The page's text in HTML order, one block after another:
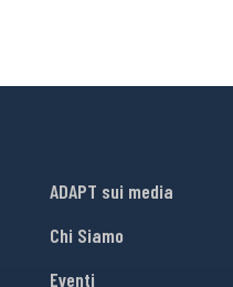
ADAPT sui media
Chi Siamo
Eventi